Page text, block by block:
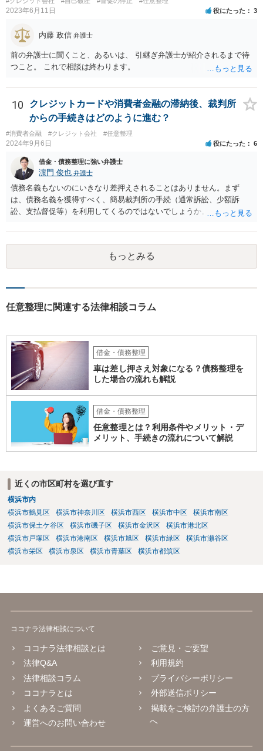
てしまいますので、弁護士へ直接相談して、手続選択を検討してもら
うべきでしょう。その場合、自己破産や個人再生などの厳しい選択肢
を受け入れる必要も出てきますが、債務整理は生活再建のため（俗な
言い方をすれば「人生をリセットする」ため）に行うものなので、生
活環境が変わる（レベルを落とす）ことも覚悟する必要があります。
2023年6月11日 役にたった 3
内藤 政信 弁護士
前の弁護士に聞くこと、あるいは、 引継ぎ弁護士が紹介されるまで待
つこと。 これで相談は終わります。
10
クレジットカードや消費者金融の滞納後、裁判所
からの手続きはどのように進む？
#消費者金融 #クレジット会社 #任意整理
2024年9月6日 役にたった 6
借金・債務整理に強い弁護士
濵門 俊也 弁護士
債務名義もないのにいきなり差押えされることはありません。まず
は、債務名義を獲得すべく、簡易裁判所の手続（通常訴訟、少額訴
訟、支払督促等）を利用してくるのではないでしょうか。
もっとみる
任意整理に関連する法律相談コラム
借金・債務整理
車は差し押さえ対象になる？債務整理を
した場合の流れも解説
借金・債務整理
任意整理とは？利用条件やメリット・デ
メリット、手続きの流れについて解説
近くの市区町村を選び直す
横浜市内
横浜市鶴見区
横浜市神奈川区 横浜市西区 横浜市中区
横浜市南区
横浜市保土ケ谷区
横浜市磯子区 横浜市金沢区
横浜市港北区
横浜市戸塚区
横浜市港南区 横浜市旭区 横浜市緑区
横浜市瀬谷区
横浜市栄区
横浜市泉区 横浜市青葉区 横浜市都筑区
ココナラ法律相談について
ココナラ法律相談とは
法律Q&A
法律相談コラム
ココナラとは
よくあるご質問
運営へのお問い合わせ
ご意見・ご要望
利用規約
プライバシーポリシー
外部送信ポリシー
掲載をご検討の弁護士の方
へ